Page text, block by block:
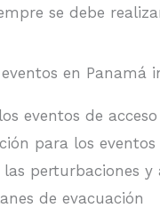
se debe
en Panamá
eventos de
para los eventos
perturbaciones y
de evacuación